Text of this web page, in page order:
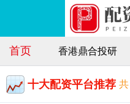
首页 香港鼎合投研
十大配资平台推荐 共